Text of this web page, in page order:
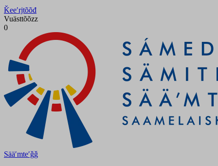
Ǩeeʹrjtõõđ
Vuästtõõzz
0
Sääʹmteʹǧǧ